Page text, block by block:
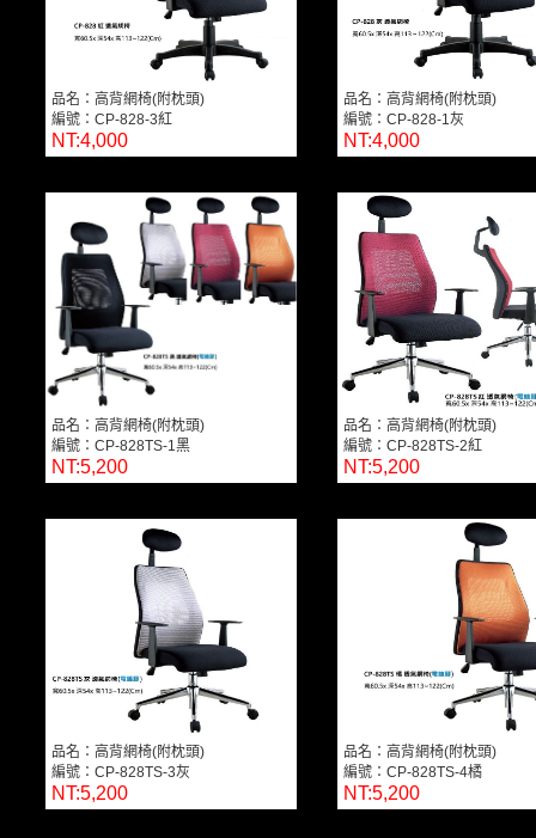
品名：高背網椅(附枕頭)
編號：CP-828-3紅
NT:4,000
品名：高背網椅(附枕頭)
編號：CP-828-1灰
NT:4,000
品名：高背網椅(附枕頭)
編號：CP-828TS-1黑
NT:5,200
品名：高背網椅(附枕頭)
編號：CP-828TS-2紅
NT:5,200
品名：高背網椅(附枕頭)
編號：CP-828TS-3灰
NT:5,200
品名：高背網椅(附枕頭)
編號：CP-828TS-4橘
NT:5,200